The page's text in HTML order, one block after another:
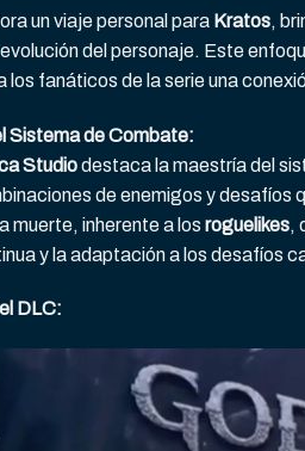
un viaje personal para Kratos,
del personaje. Este
los fanáticos de la serie una
Sistema de Combate:
Studiodestaca la maestría del
de enemigos y desafíos
muerte, inherente a los roguelikes,
y la adaptación a los desafíos
DLC: